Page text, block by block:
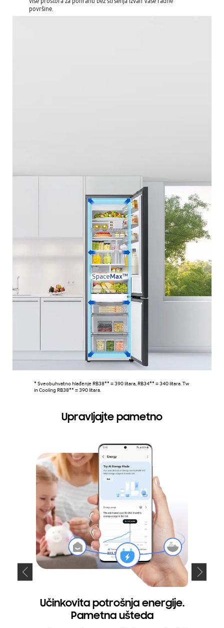
površine.
* Sveobuhvatno hlađenje RB38** = 390 litara, RB34** = 340 litara. Tw
in Cooling RB38** = 390 litara.
Upravljajte pametno
Učinkovita potrošnja energije.
Pametna ušteda